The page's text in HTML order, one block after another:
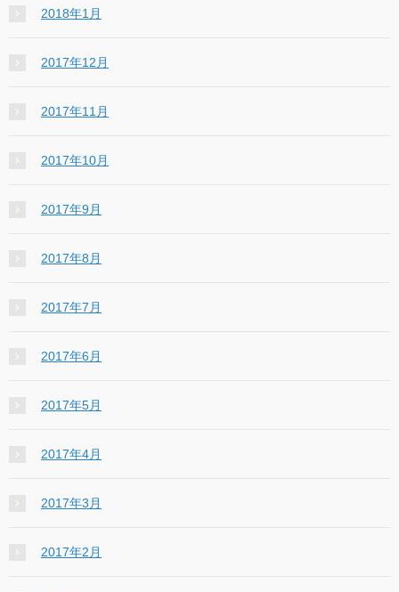
2018年1月
2017年12月
2017年11月
2017年10月
2017年9月
2017年8月
2017年7月
2017年6月
2017年5月
2017年4月
2017年3月
2017年2月